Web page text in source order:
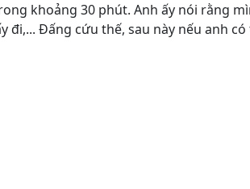
khoảng 30 phút. Anh ấy nói rằng
Đấng cứu thế, sau này nếu anh